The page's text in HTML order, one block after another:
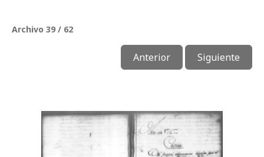
Archivo 39 / 62
Anterior Siguiente